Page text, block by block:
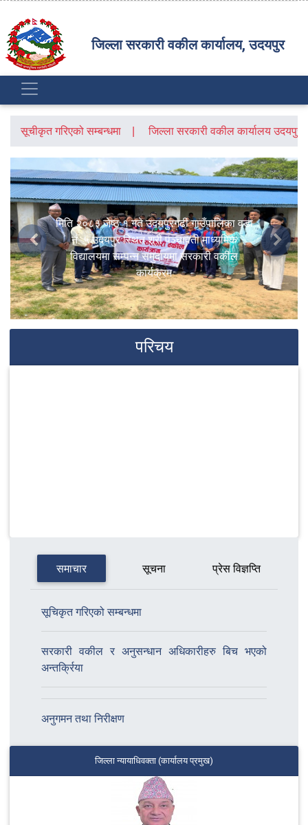
जिल्ला सरकारी वकील कार्यालय, उदयपुर
सूचीकृत गरिएको सम्बन्धमा जिल्ला सरकारी वकील कार्यालय
मिति २०८३ जेष्ठ १ गते उदयपुरगढी गाउँपालिका वडा
नं. ५ उदयपुर स्थित श्री पञ्चावती माध्यमिक
विद्यालयमा सम्पन्न समुदायमा सरकारी वकील
कार्यक्रम
Previous Next
परिचय
समाचार सूचना प्रेस विज्ञप्ति
सूचिकृत गरिएको सम्बन्धमा
सरकारी वकील र अनुसन्धान अधिकारीहरु बिच भएको
अन्तर्क्रिया
अनुगमन तथा निरीक्षण
जिल्ला न्यायाधिवक्‍ता (कार्यालय प्रमुख)